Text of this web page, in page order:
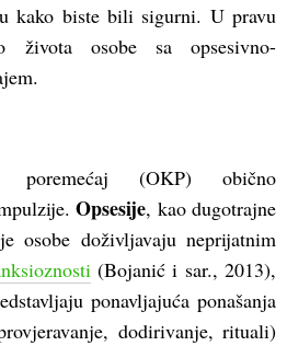
kako biste bili sigurni. U pravu
osobe sa opsesivno-
poremećaj (OKP) obično
Opsesije, kao dugotrajne
osobe doživljavaju neprijatnim
(Bojanić i sar., 2013),
ponavljajuća ponašanja
dodirivanje, rituali)